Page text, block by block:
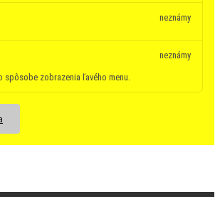
neznámy
spôsobe zobrazenia ľavého menu.
neznámy